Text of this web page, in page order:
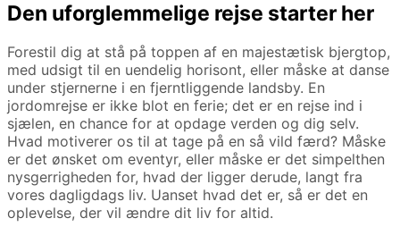
Den uforglemmelige rejse starter her
Forestil dig at stå på toppen af en majestætisk bjergtop,
med udsigt til en uendelig horisont, eller måske at danse
under stjernerne i en fjerntliggende landsby. En
jordomrejse er ikke blot en ferie; det er en rejse ind i
sjælen, en chance for at opdage verden og dig selv.
Hvad motiverer os til at tage på en så vild færd? Måske
er det ønsket om eventyr, eller måske er det simpelthen
nysgerrigheden for, hvad der ligger derude, langt fra
vores dagligdags liv. Uanset hvad det er, så er det en
oplevelse, der vil ændre dit liv for altid.